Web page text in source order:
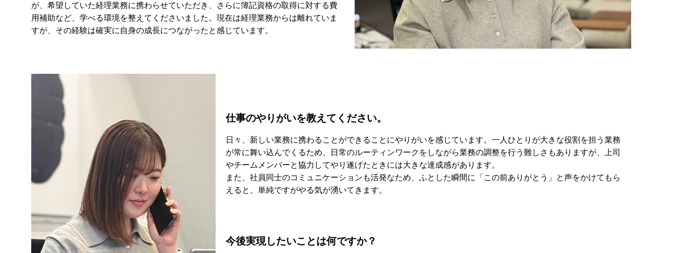
が、希望していた経理業務に携わらせていただき、さらに簿記資格の取得に対する費
用補助など、学べる環境を整えてくださいました。現在は経理業務からは離れていま
すが、その経験は確実に自身の成長につながったと感じています。
仕事のやりがいを教えてください。
日々、新しい業務に携わることができることにやりがいを感じています。一人ひとりが大きな役割を担う業務
が常に舞い込んでくるため、日常のルーティンワークをしながら業務の調整を行う難しさもありますが、上司
やチームメンバーと協力してやり遂げたときには大きな達成感があります。
また、社員同士のコミュニケーションも活発なため、ふとした瞬間に「この前ありがとう」と声をかけてもら
えると、単純ですがやる気が湧いてきます。
今後実現したいことは何ですか？